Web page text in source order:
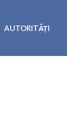
AUTORITĂȚI